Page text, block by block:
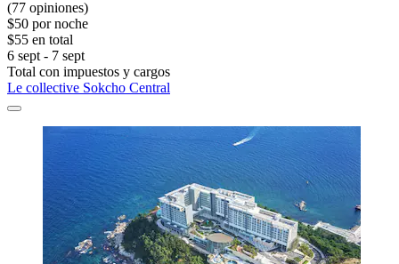
(77 opiniones)
$50 por noche
$55 en total
6 sept - 7 sept
Total con impuestos y cargos
Le collective Sokcho Central